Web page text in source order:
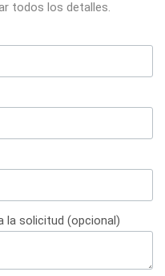
todos los detalles.
la solicitud (opcional)